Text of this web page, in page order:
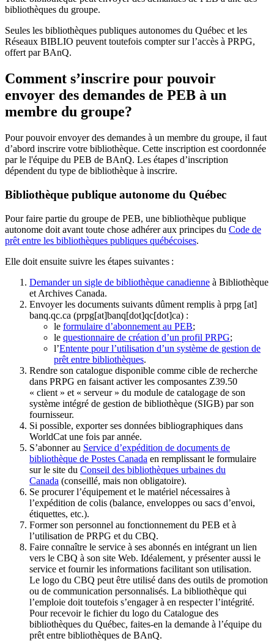
bibliothèques du groupe.
Seules les bibliothèques publiques autonomes du Québec et les
Réseaux BIBLIO peuvent toutefois compter sur l’accès à PRPG,
offert par BAnQ.
Comment s’inscrire pour pouvoir
envoyer des demandes de PEB à un
membre du groupe?
Pour pouvoir envoyer des demandes à un membre du groupe, il faut
d’abord inscrire votre bibliothèque. Cette inscription est coordonnée
par le l'équipe du PEB de BAnQ. Les étapes d’inscription
dépendent du type de bibliothèque à inscrire.
Bibliothèque publique autonome du Québec
Pour faire partie du groupe de PEB, une bibliothèque publique
autonome doit avant toute chose adhérer aux principes du Code de
prêt entre les bibliothèques publiques québécoises.
Elle doit ensuite suivre les étapes suivantes :
Demander un sigle de bibliothèque canadienne à Bibliothèque
et Archives Canada.
Envoyer les documents suivants dûment remplis à prpg [at]
banq.qc.ca (prpg[at]banq[dot]qc[dot]ca) :
le formulaire d’abonnement au PEB;
le questionnaire de création d’un profil PRPG;
l’Entente pour l’utilisation d’un système de gestion de
prêt entre bibliothèques.
Rendre son catalogue disponible comme cible de recherche
dans PRPG en faisant activer les composantes Z39.50
« client » et « serveur » du module de catalogage de son
système intégré de gestion de bibliothèque (SIGB) par son
fournisseur.
Si possible, exporter ses données bibliographiques dans
WorldCat une fois par année.
S’abonner au Service d’expédition de documents de
bibliothèque de Postes Canada en remplissant le formulaire
sur le site du Conseil des bibliothèques urbaines du
Canada (conseillé, mais non obligatoire).
Se procurer l’équipement et le matériel nécessaires à
l’expédition de colis (balance, enveloppes ou sacs d’envoi,
étiquettes, etc.).
Former son personnel au fonctionnement du PEB et à
l’utilisation de PRPG et du CBQ.
Faire connaître le service à ses abonnés en intégrant un lien
vers le CBQ à son site Web. Idéalement, y présenter aussi le
service et fournir les informations facilitant son utilisation.
Le logo du CBQ peut être utilisé dans des outils de promotion
ou de communication personnalisés. La bibliothèque qui
l’emploie doit toutefois s’engager à en respecter l’intégrité.
Pour recevoir le fichier du logo du Catalogue des
bibliothèques du Québec, faites-en la demande à l’équipe du
prêt entre bibliothèques de BAnQ.